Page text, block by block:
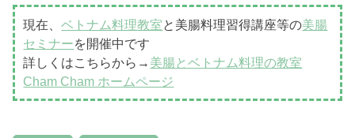
現在、ベトナム料理教室と美腸料理習得講座等の美腸
セミナーを開催中です
詳しくはこちらから→ 美腸とベトナム料理の教室
Cham Cham ホームページ